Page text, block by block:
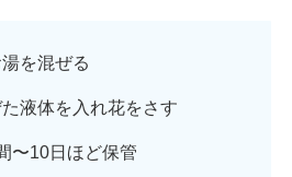
を混ぜる
液体を入れ花をさす
〜10日ほど保管